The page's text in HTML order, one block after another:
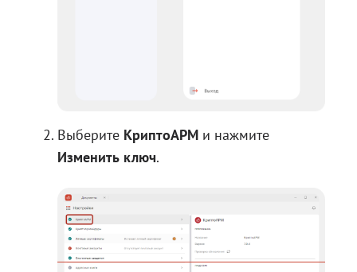
Выберите КриптоАРМ и нажмите
Изменить ключ.